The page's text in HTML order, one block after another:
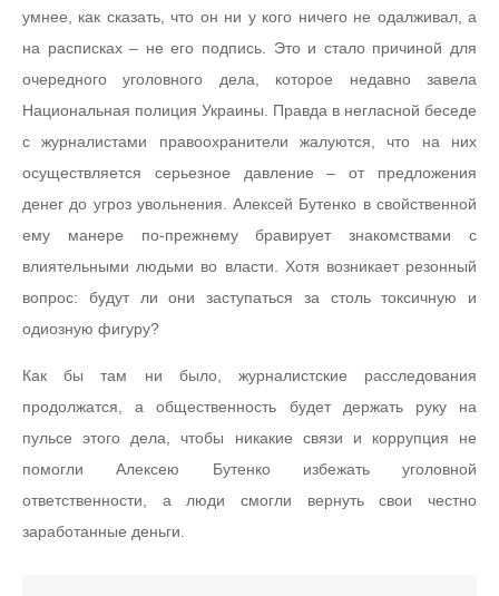
умнее, как сказать, что он ни у кого ничего не одалживал, а
на расписках – не его подпись. Это и стало причиной для
очередного уголовного дела, которое недавно завела
Национальная полиция Украины. Правда в негласной беседе
с журналистами правоохранители жалуются, что на них
осуществляется серьезное давление – от предложения
денег до угроз увольнения. Алексей Бутенко в свойственной
ему манере по-прежнему бравирует знакомствами с
влиятельными людьми во власти. Хотя возникает резонный
вопрос: будут ли они заступаться за столь токсичную и
одиозную фигуру?
Как бы там ни было, журналистские расследования
продолжатся, а общественность будет держать руку на
пульсе этого дела, чтобы никакие связи и коррупция не
помогли Алексею Бутенко избежать уголовной
ответственности, а люди смогли вернуть свои честно
заработанные деньги.